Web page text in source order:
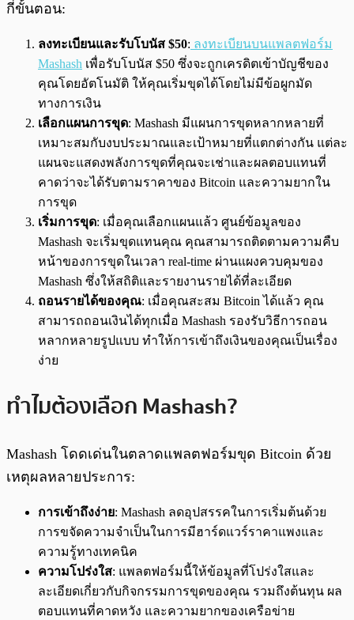
กี่ขั้นตอน:
ลงทะเบียนและรับโบนัส $50: ลงทะเบียนบนแพลตฟอร์ม
Mashash เพื่อรับโบนัส $50 ซึ่งจะถูกเครดิตเข้าบัญชีของ
คุณโดยอัตโนมัติ ให้คุณเริ่มขุดได้โดยไม่มีข้อผูกมัด
ทางการเงิน
เลือกแผนการขุด: Mashash มีแผนการขุดหลากหลายที่
เหมาะสมกับงบประมาณและเป้าหมายที่แตกต่างกัน แต่ละ
แผนจะแสดงพลังการขุดที่คุณจะเช่าและผลตอบแทนที่
คาดว่าจะได้รับตามราคาของ Bitcoin และความยากใน
การขุด
เริ่มการขุด: เมื่อคุณเลือกแผนแล้ว ศูนย์ข้อมูลของ
Mashash จะเริ่มขุดแทนคุณ คุณสามารถติดตามความคืบ
หน้าของการขุดในเวลา real-time ผ่านแผงควบคุมของ
Mashash ซึ่งให้สถิติและรายงานรายได้ที่ละเอียด
ถอนรายได้ของคุณ: เมื่อคุณสะสม Bitcoin ได้แล้ว คุณ
สามารถถอนเงินได้ทุกเมื่อ Mashash รองรับวิธีการถอน
หลากหลายรูปแบบ ทำให้การเข้าถึงเงินของคุณเป็นเรื่อง
ง่าย
ทำไมต้องเลือก Mashash?
Mashash โดดเด่นในตลาดแพลตฟอร์มขุด Bitcoin ด้วย
เหตุผลหลายประการ:
การเข้าถึงง่าย: Mashash ลดอุปสรรคในการเริ่มต้นด้วย
การขจัดความจำเป็นในการมีฮาร์ดแวร์ราคาแพงและ
ความรู้ทางเทคนิค
ความโปร่งใส: แพลตฟอร์มนี้ให้ข้อมูลที่โปร่งใสและ
ละเอียดเกี่ยวกับกิจกรรมการขุดของคุณ รวมถึงต้นทุน ผล
ตอบแทนที่คาดหวัง และความยากของเครือข่าย